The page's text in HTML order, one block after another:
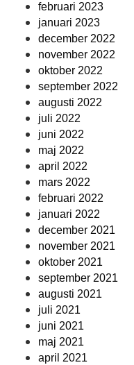
februari 2023
januari 2023
december 2022
november 2022
oktober 2022
september 2022
augusti 2022
juli 2022
juni 2022
maj 2022
april 2022
mars 2022
februari 2022
januari 2022
december 2021
november 2021
oktober 2021
september 2021
augusti 2021
juli 2021
juni 2021
maj 2021
april 2021